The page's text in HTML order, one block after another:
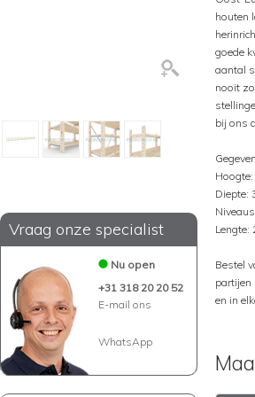
Vraag onze specialist
Nu open
+31 318 20 20 52
E-mail ons
WhatsApp
houten
goede
aantal
nooit
bij ons
Diepte:
Lengte:
Bestel
partijen
en in